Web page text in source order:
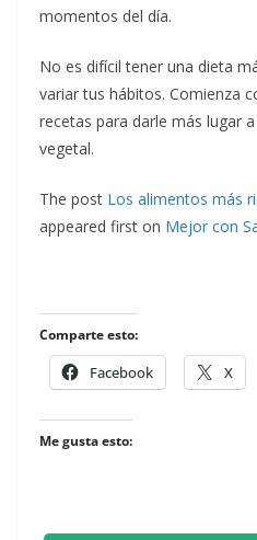
momentos del día.
No es difícil tener una dieta
variar tus hábitos. Comienza
recetas para darle más lugar
vegetal.
The post Los alimentos más
appeared first on Mejor con
Comparte esto:
Facebook X
Me gusta esto: